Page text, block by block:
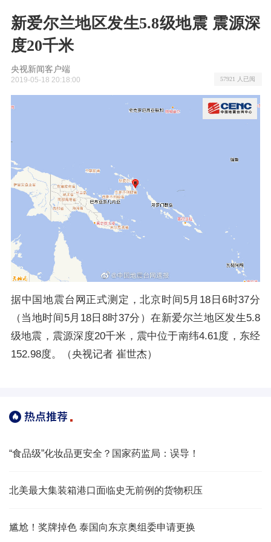
新爱尔兰地区发生5.8级地震 震源深
度20千米
央视新闻客户端
2019-05-18 20:18:00 57921 人已阅
据中国地震台网正式测定，北京时间5月18日6时37分
（当地时间5月18日8时37分）在新爱尔兰地区发生5.8
级地震，震源深度20千米，震中位于南纬4.61度，东经
152.98度。（央视记者 崔世杰）
“食品级”化妆品更安全？国家药监局：误导！
北美最大集装箱港口面临史无前例的货物积压
尴尬！奖牌掉色 泰国向东京奥组委申请更换